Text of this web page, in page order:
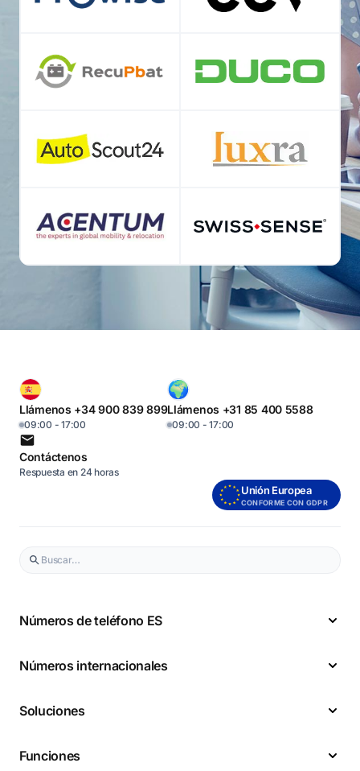
Llámenos +34 900 839 899
09:00 - 17:00
Llámenos +31 85 400 5588
09:00 - 17:00
Contáctenos
Respuesta en 24 horas
Unión Europea
CONFORME CON GDPR
Números de teléfono ES
Números internacionales
Soluciones
Funciones